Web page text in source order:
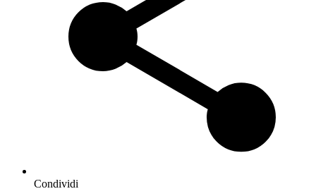
Condividi